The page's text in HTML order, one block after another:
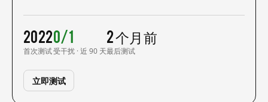
2022
首次测试
0/1
受干扰 · 近 90 天
2 个月前
最后测试
立即测试